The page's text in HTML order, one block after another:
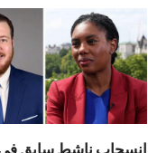
انسحاب ناشط سابق في